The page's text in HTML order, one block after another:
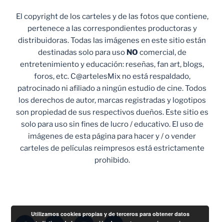
El copyright de los carteles y de las fotos que contiene,
pertenece a las correspondientes productoras y
distribuidoras. Todas las imágenes en este sitio están
destinadas solo para uso NO comercial, de
entretenimiento y educación: reseñas, fan art, blogs,
foros, etc. C@artelesMix no está respaldado,
patrocinado ni afiliado a ningún estudio de cine. Todos
los derechos de autor, marcas registradas y logotipos
son propiedad de sus respectivos dueños. Este sitio es
solo para uso sin fines de lucro / educativo. El uso de
imágenes de esta página para hacer y / o vender
carteles de películas reimpresos está estrictamente
prohibido.
Utilizamos cookies propias y de terceros para obtener datos